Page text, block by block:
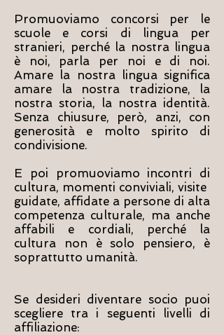
Promuoviamo concorsi per le
scuole e corsi di lingua per
stranieri, perché la nostra lingua
è noi, parla per noi e di noi.
Amare la nostra lingua significa
amare la nostra tradizione, la
nostra storia, la nostra identità.
Senza chiusure, però, anzi, con
generosità e molto spirito di
condivisione.
E poi promuoviamo incontri di
cultura, momenti conviviali, visite
guidate, affidate a persone di alta
competenza culturale, ma anche
affabili e cordiali, perché la
cultura non è solo pensiero, è
soprattutto umanità.
Se desideri diventare socio puoi
scegliere tra i seguenti livelli di
affiliazione: